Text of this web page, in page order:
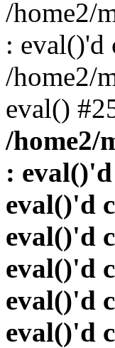
/home2/
: eval()'d
/home2/
eval()
/home2/
:
eval()'d
eval()'d
eval()'d
eval()'d
eval()'d